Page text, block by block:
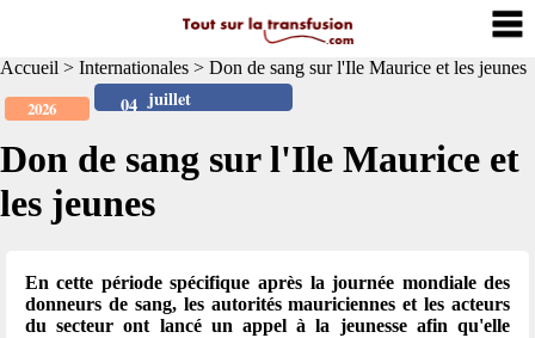
Accueil > Internationales > Don de sang sur l'Ile Maurice et les jeunes
juillet
04
2026
Don de sang sur l'Ile Maurice et
les jeunes
En cette période spécifique après la journée mondiale des
donneurs de sang, les autorités mauriciennes et les acteurs
du secteur ont lancé un appel à la jeunesse afin qu'elle